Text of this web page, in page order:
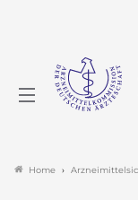
Home